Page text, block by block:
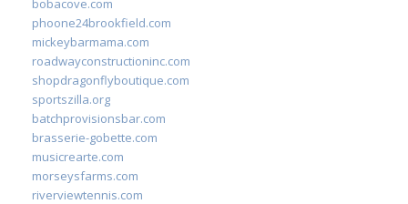
phoone24brookfield.com
mickeybarmama.com
roadwayconstructioninc.com
shopdragonflyboutique.com
sportszilla.org
batchprovisionsbar.com
brasserie-gobette.com
musicrearte.com
morseysfarms.com
riverviewtennis.com